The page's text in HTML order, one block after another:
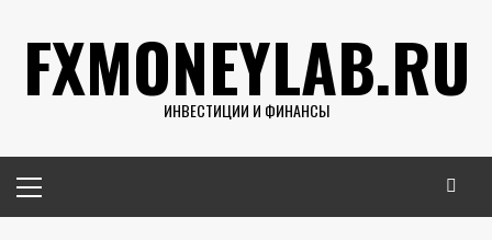
содержимому
FXMONEYLAB.RU
ИНВЕСТИЦИИ И ФИНАНСЫ
меню